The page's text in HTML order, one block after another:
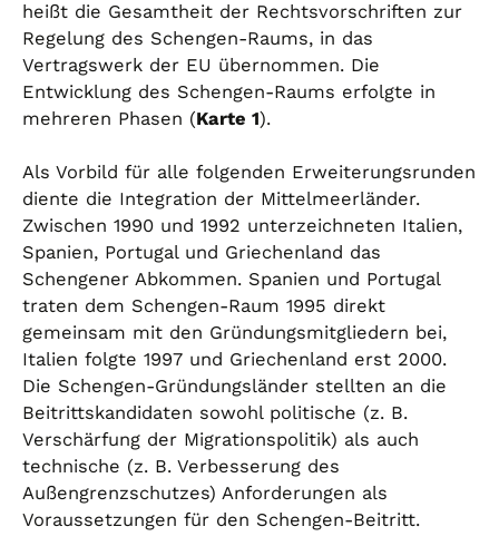
heißt die Gesamtheit der Rechtsvorschriften zur
Regelung des Schengen-Raums, in das
Vertragswerk der EU übernommen. Die
Entwicklung des Schengen-Raums erfolgte in
mehreren Phasen (Karte 1).
Als Vorbild für alle folgenden Erweiterungsrunden
diente die Integration der Mittelmeerländer.
Zwischen 1990 und 1992 unterzeichneten Italien,
Spanien, Portugal und Griechenland das
Schengener Abkommen. Spanien und Portugal
traten dem Schengen-Raum 1995 direkt
gemeinsam mit den Gründungsmitgliedern bei,
Italien folgte 1997 und Griechenland erst 2000.
Die Schengen-Gründungsländer stellten an die
Beitrittskandidaten sowohl politische (z. B.
Verschärfung der Migrationspolitik) als auch
technische (z. B. Verbesserung des
Außengrenzschutzes) Anforderungen als
Voraussetzungen für den Schengen-Beitritt.